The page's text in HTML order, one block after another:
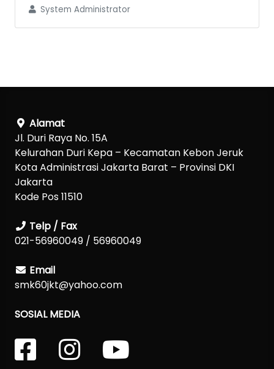
System Administrator
Alamat
Jl. Duri Raya No. 15A
Kelurahan Duri Kepa – Kecamatan Kebon Jeruk
Kota Administrasi Jakarta Barat – Provinsi DKI
Jakarta
Kode Pos 11510
Telp / Fax
021-56960049 / 56960049
Email
smk60jkt@yahoo.com
SOSIAL MEDIA